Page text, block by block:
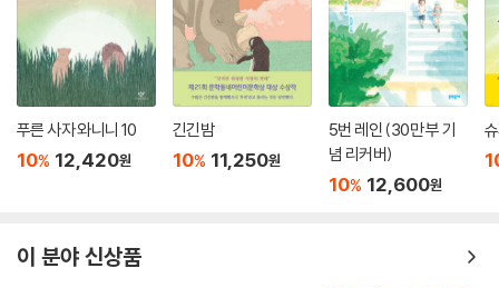
푸른 사자 와니니 10
10% 12,420원
긴긴밤
10% 11,250원
5번 레인 (30만 부 기
념 리커버)
10% 12,600원
이 분야 신상품